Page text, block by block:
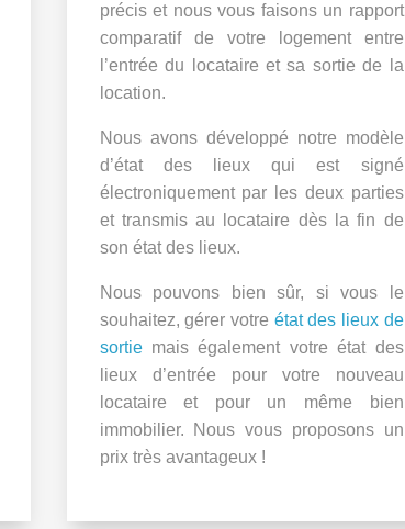
précis et nous vous faisons un rapport
comparatif de votre logement entre
l’entrée du locataire et sa sortie de la
location.
Nous avons développé notre modèle
d’état des lieux qui est signé
électroniquement par les deux parties
et transmis au locataire dès la fin de
son état des lieux.
Nous pouvons bien sûr, si vous le
souhaitez, gérer votre état des lieux de
sortiemais également votre état des
lieux d’entrée pour votre nouveau
locataire et pour un même bien
immobilier. Nous vous proposons un
prix très avantageux !